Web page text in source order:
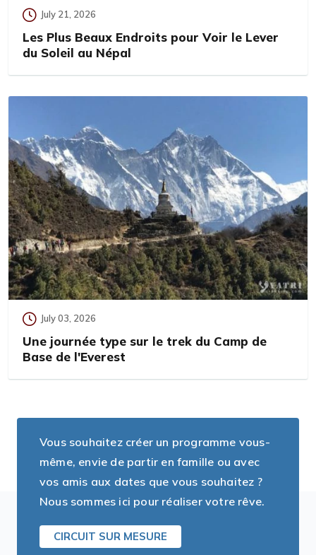
July 21, 2026
Les Plus Beaux Endroits pour Voir le Lever
du Soleil au Népal
July 03, 2026
Une journée type sur le trek du Camp de
Base de l'Everest
Vous souhaitez créer un programme vous-
même, envie de partir en famille ou avec
vos amis aux dates que vous souhaitez ?
Nous sommes ici pour réaliser votre rêve.
CIRCUIT SUR MESURE